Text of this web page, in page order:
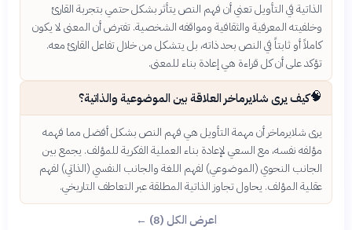
الذاتية في التأويل تعني أن فهم النص يتأثر بشكل حتمي بتجربة القارئ
وخلفيته المعرفية والثقافية ومواقفه الشخصية. تفترض أن المعنى لا يكون
كاملاً أو ثابتاً في النص بحد ذاته، بل يتشكل من خلال تفاعل القارئ معه.
تؤكد على أن كل قراءة هي إعادة بناء للمعنى.
🧠كيف يرى شلايرماخر العلاقة بين الموضوعية والذاتية؟
يرى شلايرماخر أن مهمة التأويل هي فهم النص بشكل أفضل مما فهمه
مؤلفه نفسه، مع السعي لإعادة بناء العملية الفكرية للمؤلف. يجمع بين
الجانب النحوي (الموضوعي) لفهم اللغة والجانب النفسي (الذاتي) لفهم
عقلية المؤلف. يحاول تجاوز الذاتية المطلقة عبر التعاطف التاريخي.
اعرض الكل (8) ←